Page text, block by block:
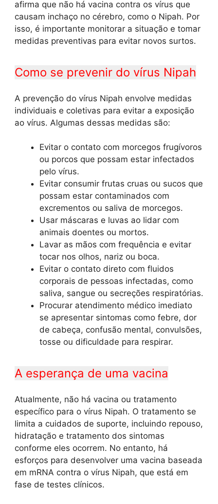
afirma que não há vacina contra os vírus que
causam inchaço no cérebro, como o Nipah. Por
isso, é importante monitorar a situação e tomar
medidas preventivas para evitar novos surtos.
Como se prevenir do vírus Nipah
A prevenção do vírus Nipah envolve medidas
individuais e coletivas para evitar a exposição
ao vírus. Algumas dessas medidas são:
Evitar o contato com morcegos frugívoros
ou porcos que possam estar infectados
pelo vírus.
Evitar consumir frutas cruas ou sucos que
possam estar contaminados com
excrementos ou saliva de morcegos.
Usar máscaras e luvas ao lidar com
animais doentes ou mortos.
Lavar as mãos com frequência e evitar
tocar nos olhos, nariz ou boca.
Evitar o contato direto com fluidos
corporais de pessoas infectadas, como
saliva, sangue ou secreções respiratórias.
Procurar atendimento médico imediato
se apresentar sintomas como febre, dor
de cabeça, confusão mental, convulsões,
tosse ou dificuldade para respirar.
A esperança de uma vacina
Atualmente, não há vacina ou tratamento
específico para o vírus Nipah. O tratamento se
limita a cuidados de suporte, incluindo repouso,
hidratação e tratamento dos sintomas
conforme eles ocorrem. No entanto, há
esforços para desenvolver uma vacina baseada
em mRNA contra o vírus Nipah, que está em
fase de testes clínicos.